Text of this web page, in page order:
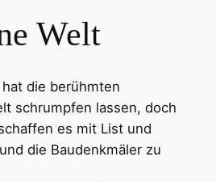
Welt
die berühmten
schrumpfen lassen, doch
es mit List und
die Baudenkmäler zu